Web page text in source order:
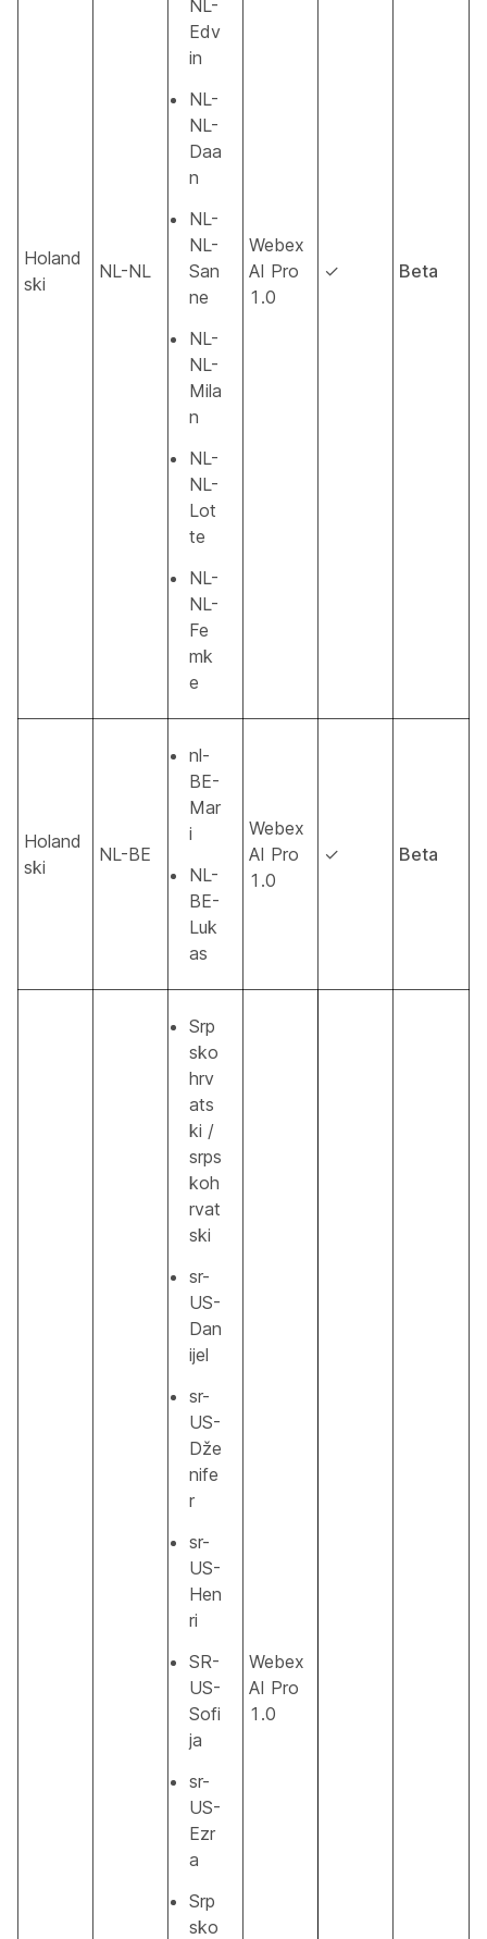
Holand
ski
NL-NL
NL-
Edv
in
NL-
NL-
Daa
n
NL-
NL-
San
ne
NL-
NL-
Mila
n
NL-
NL-
Lot
te
NL-
NL-
Fe
mk
e
Webex
AI Pro
1.0
✓ Beta
Holand
ski
NL-BE
nl-
BE-
Mar
i
NL-
BE-
Luk
as
Webex
AI Pro
1.0
✓ Beta
Srp
sko
hrv
ats
ki /
srps
koh
rvat
ski
sr-
US-
Dan
ijel
sr-
US-
Dže
nife
r
sr-
US-
Hen
ri
SR-
US-
Sofi
ja
sr-
US-
Ezr
a
Srp
sko
Webex
AI Pro
1.0